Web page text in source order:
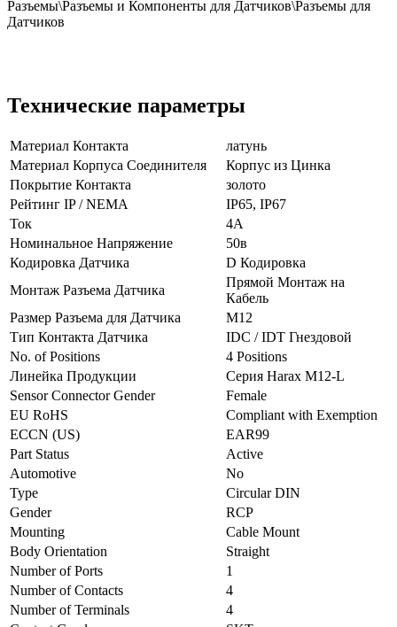
Разъемы\Разъемы и Компоненты для Датчиков\Разъемы для
Датчиков
Технические параметры
Материал Контакта
латунь
Материал Корпуса Соединителя
Корпус из Цинка
Покрытие Контакта
золото
Рейтинг IP / NEMA
IP65, IP67
Ток
4А
Номинальное Напряжение
50в
Кодировка Датчика
D Кодировка
Монтаж Разъема Датчика
Прямой Монтаж на
Кабель
Размер Разъема для Датчика
M12
Тип Контакта Датчика
IDC / IDT Гнездовой
No. of Positions
4 Positions
Линейка Продукции
Серия Harax M12-L
Sensor Connector Gender
Female
EU RoHS
Compliant with Exemption
ECCN (US)
EAR99
Part Status
Active
Automotive
No
Type
Circular DIN
Gender
RCP
Mounting
Cable Mount
Body Orientation
Straight
Number of Ports
1
Number of Contacts
4
Number of Terminals
4